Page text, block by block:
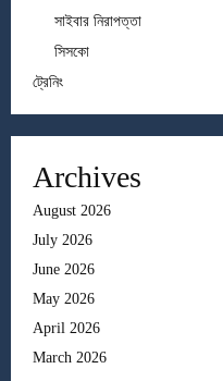
সাইবার নিরাপত্তা
সিসকো
ট্রেনিং
Archives
August 2026
July 2026
June 2026
May 2026
April 2026
March 2026